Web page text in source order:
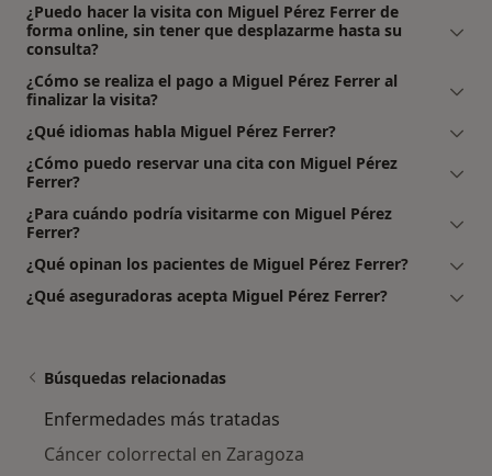
¿Puedo hacer la visita con Miguel Pérez Ferrer de
forma online, sin tener que desplazarme hasta su
consulta?
¿Cómo se realiza el pago a Miguel Pérez Ferrer al
finalizar la visita?
¿Qué idiomas habla Miguel Pérez Ferrer?
¿Cómo puedo reservar una cita con Miguel Pérez
Ferrer?
¿Para cuándo podría visitarme con Miguel Pérez
Ferrer?
¿Qué opinan los pacientes de Miguel Pérez Ferrer?
¿Qué aseguradoras acepta Miguel Pérez Ferrer?
Búsquedas relacionadas
Enfermedades más tratadas
Cáncer colorrectal en Zaragoza